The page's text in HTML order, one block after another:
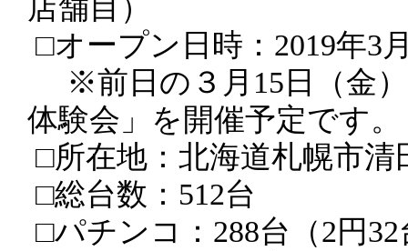
店舗目）
□オープン日時： 2019年3
※前日の３月 15 日（金）
体験会」を開催予定です。
□所在地：北海道札幌市清
□総台数 ： 512台
□パチンコ ： 288台（2円32